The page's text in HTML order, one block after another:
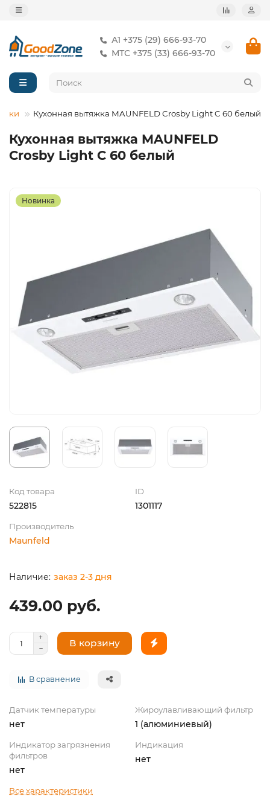
А1 +375 (29) 666-93-70
МТС +375 (33) 666-93-70
Кухонная вытяжка MAUNFELD Crosby Light C 60 белый
Кухонная вытяжка MAUNFELD
Crosby Light C 60 белый
Новинка
Код товара
522815
ID
1301117
Производитель
Maunfeld
заказ 2-3 дня
439.00 руб.
В корзину
В сравнение
Датчик температуры
нет
Жироулавливающий фильтр
1 (алюминиевый)
Индикатор загрязнения
фильтров
нет
Индикация
нет
Все характеристики